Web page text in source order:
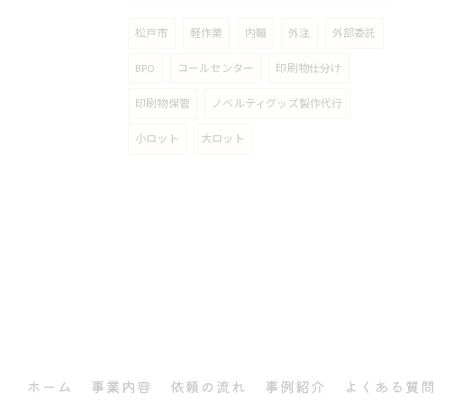
松戸市 軽作業 内職 外注
外部委託
BPO
コールセンター
印刷物仕分け
印刷物保管
ノベルティグッズ製作代行
小ロット
大ロット
ホーム 事業内容 依頼の流れ 事例紹介 よくある質問